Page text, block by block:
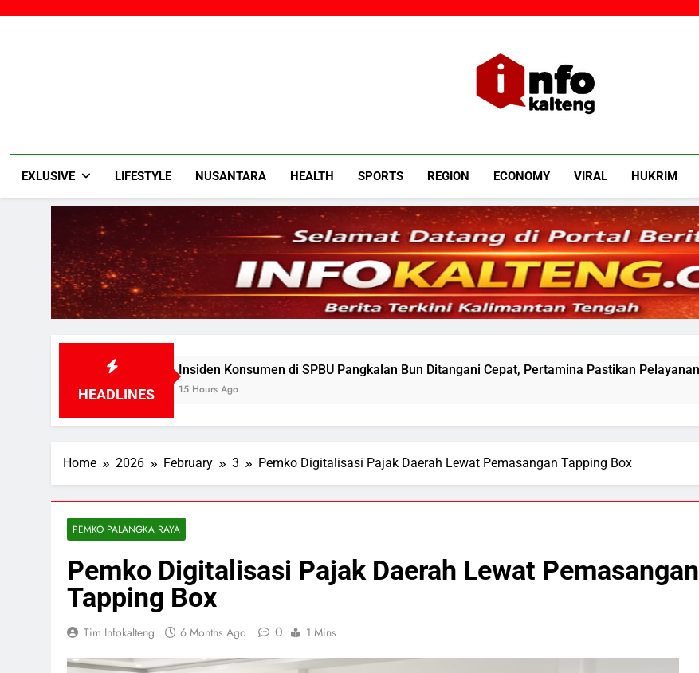
Infokalteng
EXLUSIVE LIFESTYLE NUSANTARA HEALTH SPORTS REGION ECONOMY VIRAL HUKRIM
HEADLINES
Insiden Konsumen di SPBU Pangkalan Bun Ditangani Cepat, Pertamina Pastikan Pelayanan Tetap Jalan
15 Hours Ago
Home 2026 February 3 Pemko Digitalisasi Pajak Daerah Lewat Pemasangan Tapping Box
PEMKO PALANGKA RAYA
Pemko Digitalisasi Pajak Daerah Lewat Pemasangan
Tapping Box
Tim Infokalteng 6 Months Ago 0 1 Mins